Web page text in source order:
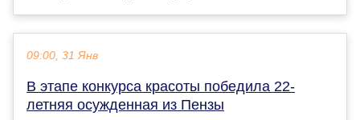
09:00, 31 Янв
В этапе конкурса красоты победила 22-
летняя осужденная из Пензы